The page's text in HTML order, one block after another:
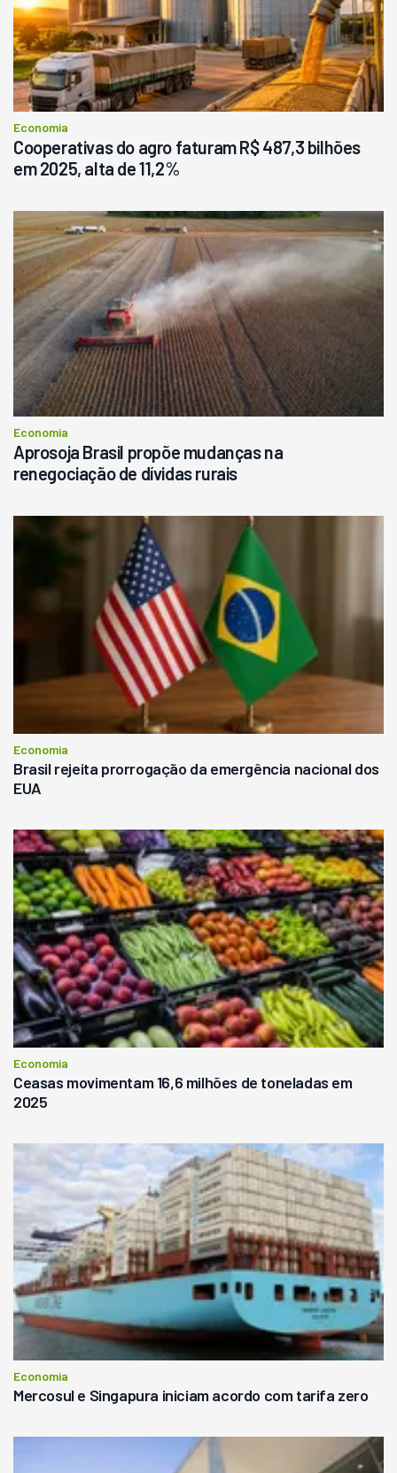
Economia
Cooperativas do agro faturam R$ 487,3 bilhões
em 2025, alta de 11,2%
Economia
Aprosoja Brasil propõe mudanças na
renegociação de dívidas rurais
Economia
Brasil rejeita prorrogação da emergência nacional dos
EUA
Economia
Ceasas movimentam 16,6 milhões de toneladas em
2025
Economia
Mercosul e Singapura iniciam acordo com tarifa zero